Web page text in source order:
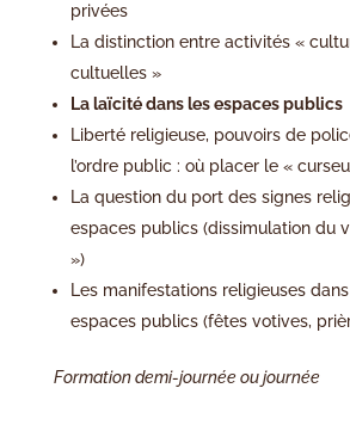
privées
La distinction entre activités «
cultuelles »
La laïcité dans les espaces publics
Liberté religieuse, pouvoirs de
l’ordre public : où placer le «
La question du port des signes
espaces publics (dissimulation du
»)
Les manifestations religieuses
espaces publics (fêtes votives,
Formation demi-journée ou journée